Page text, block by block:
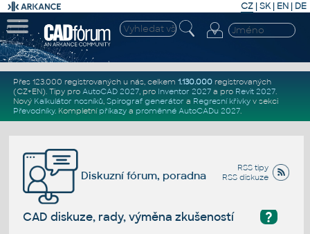
CZ | SK| EN | DE
Přes 123.000 registrovaných u nás, celkem 1.130.000registrovaných
(CZ+EN). Tipy pro AutoCAD 2027, pro Inventor 2027a pro Revit 2027.
Nový Kalkulátor nosníků, Spirograf generátor a Regresní křivkyv sekci
Převodníky. Kompletní příkazya proměnné AutoCADu 2027.
RSS tipy
RSS diskuze
Diskuzní fórum, poradna
?
CAD diskuze, rady, výměna zkušeností